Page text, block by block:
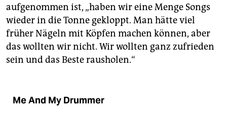
aufgenommen ist, „haben wir eine Menge Songs
wieder in die Tonne gekloppt. Man hätte viel
früher Nägeln mit Köpfen machen können, aber
das wollten wir nicht. Wir wollten ganz zufrieden
sein und das Beste rausholen.“
Me And My Drummer